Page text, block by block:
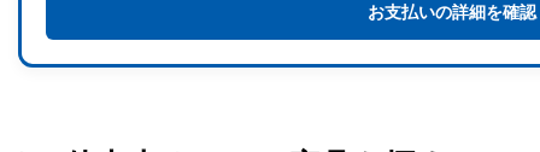
お支払いの詳細を確認